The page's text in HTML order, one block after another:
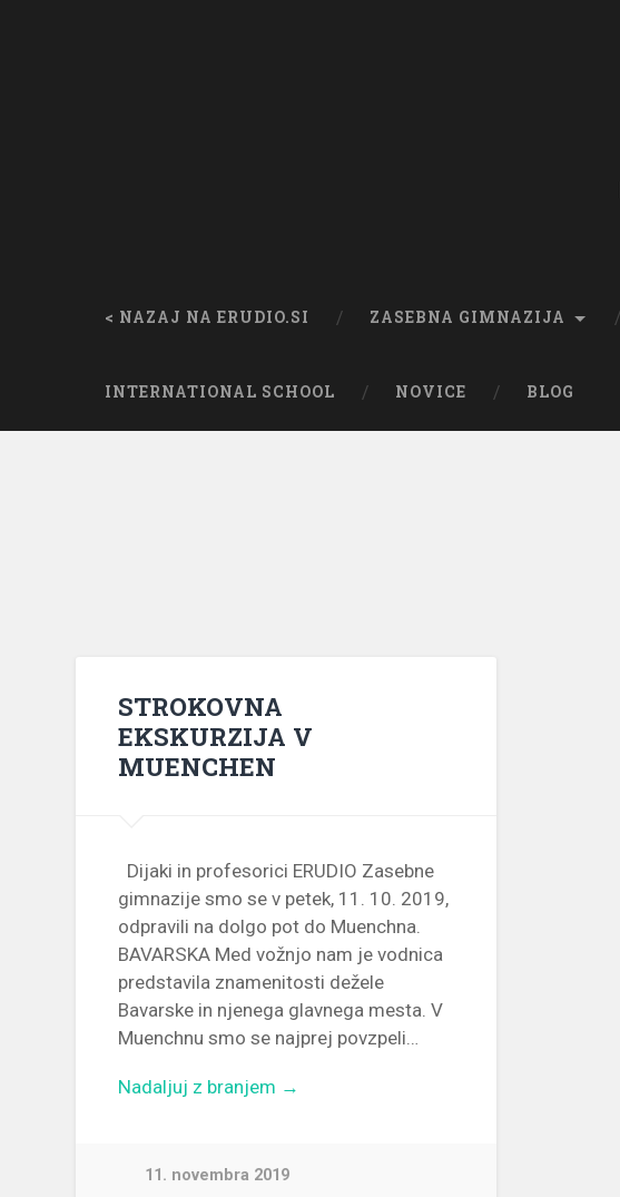
< NAZAJ NA ERUDIO.SI ZASEBNA GIMNAZIJA
INTERNATIONAL SCHOOL NOVICE BLOG
STROKOVNA
EKSKURZIJA V
MUENCHEN
Dijaki in profesorici ERUDIO Zasebne
gimnazije smo se v petek, 11. 10. 2019,
odpravili na dolgo pot do Muenchna.
BAVARSKA Med vožnjo nam je vodnica
predstavila znamenitosti dežele
Bavarske in njenega glavnega mesta. V
Muenchnu smo se najprej povzpeli…
Nadaljuj z branjem →
11. novembra 2019